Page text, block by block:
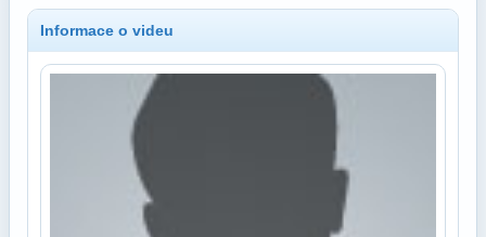
Informace o videu